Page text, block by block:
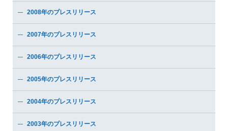
2008年のプレスリリース
2007年のプレスリリース
2006年のプレスリリース
2005年のプレスリリース
2004年のプレスリリース
2003年のプレスリリース